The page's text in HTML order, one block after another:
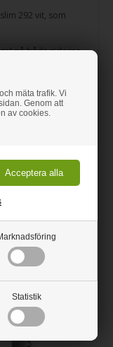
mäta trafik. Vi
Genom att
av cookies.
Statistik
292 vit, som
på båda sidorna.
med en
mot väggen.